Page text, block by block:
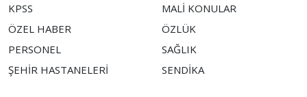
KPSS
MALİ KONULAR
ÖZEL HABER
ÖZLÜK
PERSONEL
SAĞLIK
ŞEHİR HASTANELERİ
SENDİKA